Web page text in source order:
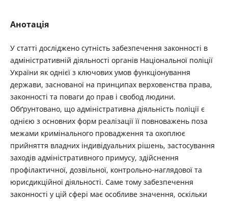
Анотація
У статті досліджено сутність забезпечення законності в
адміністративній діяльності органів Національної поліції
України як однієї з ключових умов функціонування
держави, заснованої на принципах верховенства права,
законності та поваги до прав і свобод людини.
Обґрунтовано, що адміністративна діяльність поліції є
однією з основних форм реалізації її повноважень поза
межами кримінального провадження та охоплює
прийняття владних індивідуальних рішень, застосування
заходів адміністративного примусу, здійснення
профілактичної, дозвільної, контрольно-наглядової та
юрисдикційної діяльності. Саме тому забезпечення
законності у цій сфері має особливе значення, оскільки